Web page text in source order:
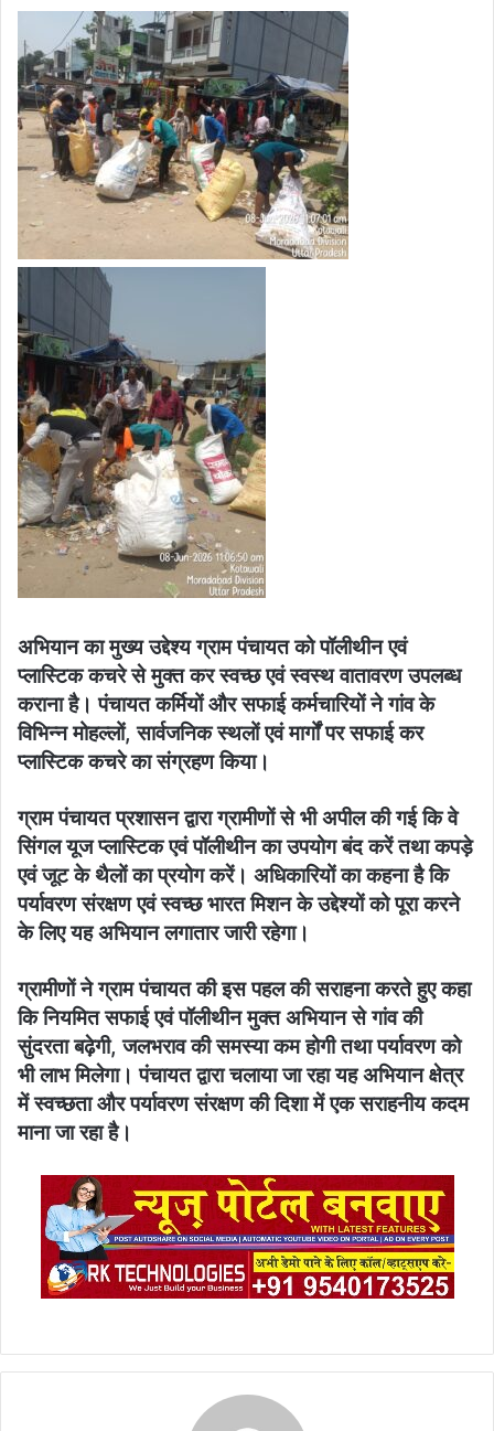
अभियान का मुख्य उद्देश्य ग्राम पंचायत को पॉलीथीन एवं
प्लास्टिक कचरे से मुक्त कर स्वच्छ एवं स्वस्थ वातावरण उपलब्ध
कराना है। पंचायत कर्मियों और सफाई कर्मचारियों ने गांव के
विभिन्न मोहल्लों, सार्वजनिक स्थलों एवं मार्गों पर सफाई कर
प्लास्टिक कचरे का संग्रहण किया।
ग्राम पंचायत प्रशासन द्वारा ग्रामीणों से भी अपील की गई कि वे
सिंगल यूज प्लास्टिक एवं पॉलीथीन का उपयोग बंद करें तथा कपड़े
एवं जूट के थैलों का प्रयोग करें। अधिकारियों का कहना है कि
पर्यावरण संरक्षण एवं स्वच्छ भारत मिशन के उद्देश्यों को पूरा करने
के लिए यह अभियान लगातार जारी रहेगा।
ग्रामीणों ने ग्राम पंचायत की इस पहल की सराहना करते हुए कहा
कि नियमित सफाई एवं पॉलीथीन मुक्त अभियान से गांव की
सुंदरता बढ़ेगी, जलभराव की समस्या कम होगी तथा पर्यावरण को
भी लाभ मिलेगा। पंचायत द्वारा चलाया जा रहा यह अभियान क्षेत्र
में स्वच्छता और पर्यावरण संरक्षण की दिशा में एक सराहनीय कदम
माना जा रहा है।